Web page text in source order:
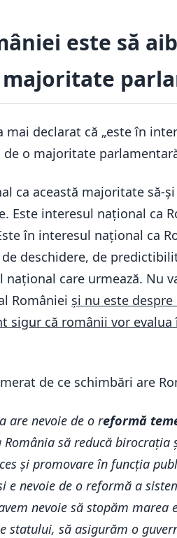
este să
mai declarat că „este în
o majoritate
ca această majoritate să-
Este interesul național ca
în interesul național ca
deschidere, de
național care urmează. Nu
României și nu este
sigur că românii vor evalua
de ce schimbări are
are nevoie de o reformă
să reducă birocrația
și promovare în funcția
nevoie de o reformă a
nevoie să stopăm marea
statului, să asigurăm o